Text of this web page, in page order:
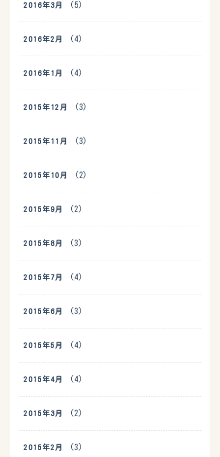
2016年3月 (5)
2016年2月 (4)
2016年1月 (4)
2015年12月 (3)
2015年11月 (3)
2015年10月 (2)
2015年9月 (2)
2015年8月 (3)
2015年7月 (4)
2015年6月 (3)
2015年5月 (4)
2015年4月 (4)
2015年3月 (2)
2015年2月 (3)